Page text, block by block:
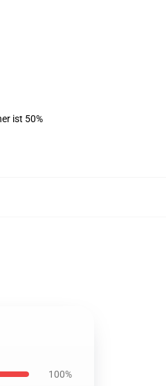
ist 50%
100%